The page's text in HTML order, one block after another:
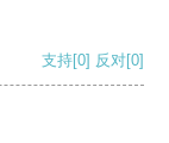
支持[0] 反对[0]